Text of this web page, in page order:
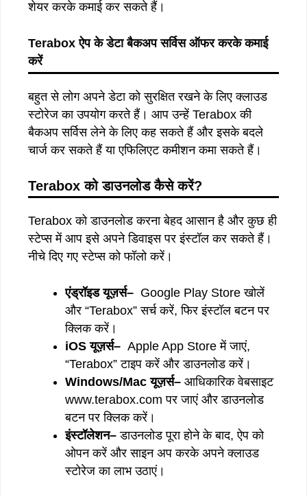
शेयर करके कमाई कर सकते हैं।
Terabox ऐप के डेटा बैकअप सर्विस ऑफर करके कमाई
करें
बहुत से लोग अपने डेटा को सुरक्षित रखने के लिए क्लाउड
स्टोरेज का उपयोग करते हैं। आप उन्हें Terabox की
बैकअप सर्विस लेने के लिए कह सकते हैं और इसके बदले
चार्ज कर सकते हैं या एफिलिएट कमीशन कमा सकते हैं।
Teraboxको डाउनलोड कैसे करें?
Terabox को डाउनलोड करना बेहद आसान है और कुछ ही
स्टेप्स में आप इसे अपने डिवाइस पर इंस्टॉल कर सकते हैं।
नीचे दिए गए स्टेप्स को फॉलो करें।
एंड्रॉइड यूज़र्स– Google Play Store खोलें
और “Terabox” सर्च करें, फिर इंस्टॉल बटन पर
क्लिक करें।
iOSयूज़र्स– Apple App Store में जाएं,
“Terabox” टाइप करें और डाउनलोड करें।
Windows/Macयूज़र्स– आधिकारिक वेबसाइट
www.terabox.com पर जाएं और डाउनलोड
बटन पर क्लिक करें।
इंस्टॉलेशन– डाउनलोड पूरा होने के बाद, ऐप को
ओपन करें और साइन अप करके अपने क्लाउड
स्टोरेज का लाभ उठाएं।